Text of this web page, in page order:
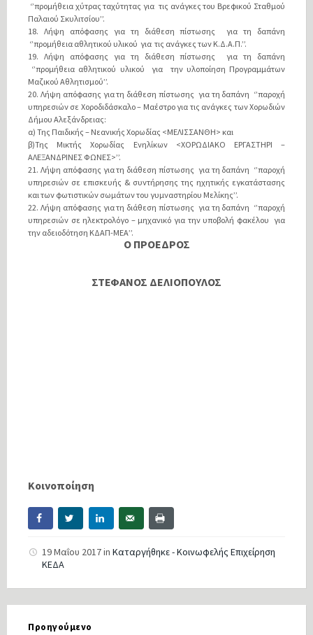
‘’προμήθεια χύτρας ταχύτητας για τις ανάγκες του Βρεφικού Σταθμού
Παλαιού Σκυλιτσίου’’.
18. Λήψη απόφασης για τη διάθεση πίστωσης για τη δαπάνη
‘’προμήθεια αθλητικού υλικού για τις ανάγκες των Κ.Δ.Α.Π.’’.
19. Λήψη απόφασης για τη διάθεση πίστωσης για τη δαπάνη
‘’προμήθεια αθλητικού υλικού για την υλοποίηση Προγραμμάτων
Μαζικού Αθλητισμού’’.
20. Λήψη απόφασης για τη διάθεση πίστωσης για τη δαπάνη ‘’παροχή
υπηρεσιών σε Χοροδιδάσκαλο – Μαέστρο για τις ανάγκες των Χορωδιών
Δήμου Αλεξάνδρειας:
α) Της Παιδικής – Νεανικής Χορωδίας <ΜΕΛΙΣΣΑΝΘΗ> και
β)Της Μικτής Χορωδίας Ενηλίκων <ΧΟΡΩΔΙΑΚΟ ΕΡΓΑΣΤΗΡΙ –
ΑΛΕΞΑΝΔΡΙΝΕΣ ΦΩΝΕΣ>’’.
21. Λήψη απόφασης για τη διάθεση πίστωσης για τη δαπάνη ‘’παροχή
υπηρεσιών σε επισκευής & συντήρησης της ηχητικής εγκατάστασης
και των φωτιστικών σωμάτων του γυμναστηρίου Μελίκης’’.
22. Λήψη απόφασης για τη διάθεση πίστωσης για τη δαπάνη ‘’παροχή
υπηρεσιών σε ηλεκτρολόγο – μηχανικό για την υποβολή φακέλου για
την αδειοδότηση ΚΔΑΠ-ΜΕΑ’’.
O ΠΡΟΕΔΡΟΣ
ΣΤΕΦΑΝΟΣ ΔΕΛΙΟΠΟΥΛΟΣ
Κοινοποίηση
19 Μαΐου 2017in Καταργήθηκε - Κοινωφελής Επιχείρηση
ΚΕΔΑ
Προηγούμενο